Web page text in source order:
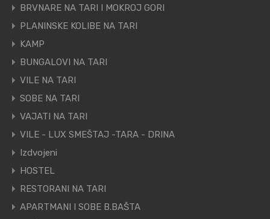
BRVNARE NA TARI I MOKROJ GORI
PLANINSKE KOLIBE NA TARI
KAMP
BUNGALOVI NA TARI
VILE NA TARI
SOBE NA TARI
VAJATI NA TARI
VILE - LUX SMEŠTAJ -TARA - DRINA
Izdvojeni
HOSTEL
RESTORANI NA TARI
APARTMANI I SOBE B.BAŠTA